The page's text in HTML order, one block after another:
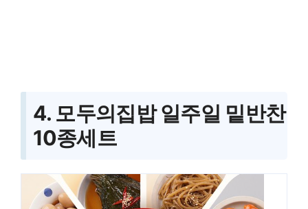
4. 모두의집밥 일주일 밑반찬
10종세트